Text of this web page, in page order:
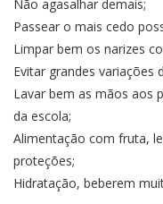
Não agasalhar demais;
Passear o mais cedo
Limpar bem os narizes
Evitar grandes variações
Lavar bem as mãos aos
da escola;
Alimentação com fruta,
proteções;
Hidratação, beberem